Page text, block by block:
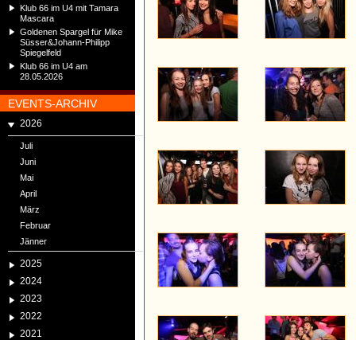
Klub 66 im U4 mit Tamara
Mascara
Goldenen Spargel für Mike
Süsser&Johann-Philipp
Spiegelfeld
Klub 66 im U4 am
28.05.2026
EVENTS-ARCHIV
2026
Juli
Juni
Mai
April
März
Februar
Jänner
2025
2024
2023
2022
2021